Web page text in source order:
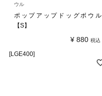
ウル
ポップアップドッグボウル
【S】
¥ 880 税込
[LGE400]